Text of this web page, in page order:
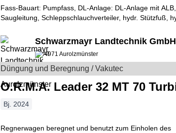
Fass-Bauart: Pumpfass, DL-Anlage: DL-Anlage mit ALB,
Saugleitung, Schleppschlauchverteiler, hydr. Stützfuß,
Schwarzmayr Landtechnik
4971 Aurolzmünster
Düngung und Beregnung / Vakutec
O.R.M.A. Leader 32 MT 70
Bj. 2024
Regnerwagen beregnet und benutzt zum Einholen des